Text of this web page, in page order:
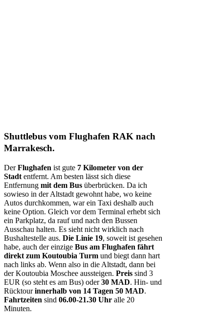
Shuttlebus vom Flughafen RAK nach
Marrakesch.
DerFlughafen ist gute 7 Kilometer von der
Stadt entfernt. Am besten lässt sich diese
Entfernung mit dem Bus überbrücken. Da ich
sowieso in der Altstadt gewohnt habe, wo keine
Autos durchkommen, war ein Taxi deshalb auch
keine Option. Gleich vor dem Terminal erhebt sich
ein Parkplatz, da rauf und nach den Bussen
Ausschau halten. Es sieht nicht wirklich nach
Bushaltestelle aus. Die Linie 19, soweit ist gesehen
habe, auch der einzige Bus am Flughafen fährt
direkt zum Koutoubia Turm und biegt dann hart
nach links ab. Wenn also in die Altstadt, dann bei
der Koutoubia Moschee aussteigen. Preis sind 3
EUR (so steht es am Bus) oder30 MAD. Hin- und
Rücktourinnerhalb von 14 Tagen 50 MAD.
Fahrtzeiten sind 06.00-21.30 Uhr alle 20
Minuten.